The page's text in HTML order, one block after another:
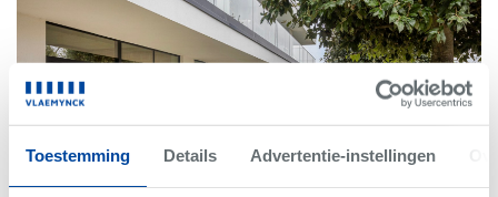
Toestemming Details Advertentie-instellingen